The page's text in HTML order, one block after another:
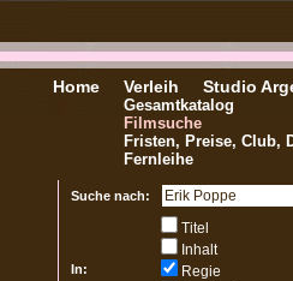
Home Verleih
Gesamtkatalog
Filmsuche
Fristen, Preise, Club,
Fernleihe
Studio
Suche nach:
In:
Titel
Inhalt
Regie